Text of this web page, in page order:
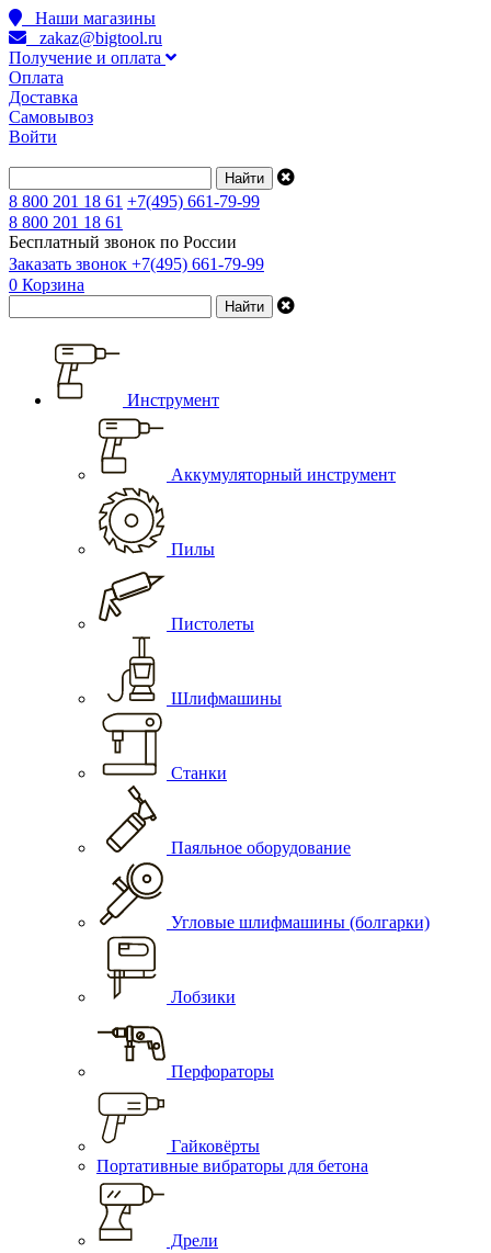
Наши магазины
zakaz@bigtool.ru
Получение и оплата
Оплата
Доставка
Самовывоз
Войти
8 800 201 18 61 +7(495) 661-79-99
8 800 201 18 61
Бесплатный звонок по России
Заказать звонок +7(495) 661-79-99
0 Корзина
Инструмент
Аккумуляторный инструмент
Пилы
Пистолеты
Шлифмашины
Станки
Паяльное оборудование
Угловые шлифмашины (болгарки)
Лобзики
Перфораторы
Гайковёрты
Портативные вибраторы для бетона
Дрели